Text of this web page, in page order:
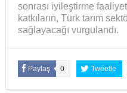
sonrası iyileştirme
katkıların, Türk tarım
sağlayacağı vurgulandı.
Paylaş 0 Tweetle